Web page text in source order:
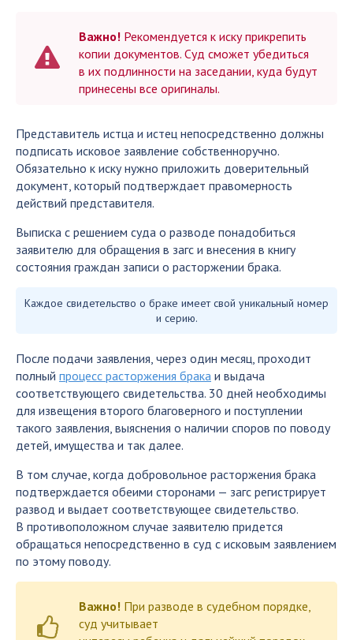
Важно! Рекомендуется к иску прикрепить
копии документов. Суд сможет убедиться
в их подлинности на заседании, куда будут
принесены все оригиналы.
Представитель истца и истец непосредственно должны
подписать исковое заявление собственноручно.
Обязательно к иску нужно приложить доверительный
документ, который подтверждает правомерность
действий представителя.
Выписка с решением суда о разводе понадобиться
заявителю для обращения в загс и внесения в книгу
состояния граждан записи о расторжении брака.
Каждое свидетельство о браке имеет свой уникальный номер
и серию.
После подачи заявления, через один месяц, проходит
полный процесс расторжения брака и выдача
соответствующего свидетельства. 30 дней необходимы
для извещения второго благоверного и поступлении
такого заявления, выяснения о наличии споров по поводу
детей, имущества и так далее.
В том случае, когда добровольное расторжения брака
подтверждается обеими сторонами — загс регистрирует
развод и выдает соответствующее свидетельство.
В противоположном случае заявителю придется
обращаться непосредственно в суд с исковым заявлением
по этому поводу.
Важно! При разводе в судебном порядке,
суд учитывает